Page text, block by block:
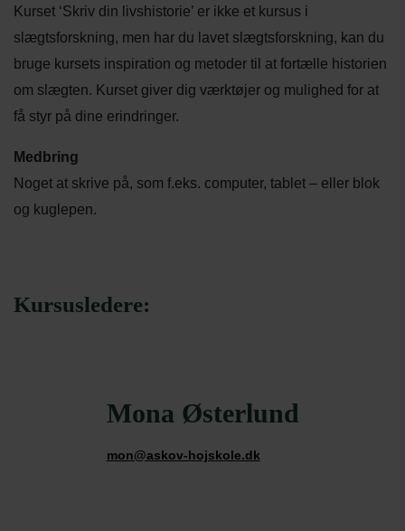
Kurset ‘Skriv din livshistorie’ er ikke et kursus i
slægtsforskning, men har du lavet slægtsforskning, kan du
bruge kursets inspiration og metoder til at fortælle historien
om slægten. Kurset giver dig værktøjer og mulighed for at
få styr på dine erindringer.
Medbring
Noget at skrive på, som f.eks. computer, tablet – eller blok
og kuglepen.
Kursusledere:
Mona Østerlund
mon@askov-hojskole.dk